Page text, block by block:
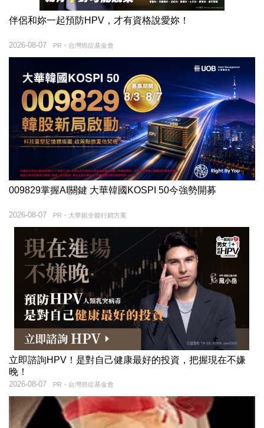
伴侶和妳一起預防HPV，才有資格說愛妳！
PR・台灣癌症基金會
2026-08-07
009829掌握AI關鍵 大華韓國KOSPI 50今強勢開募
PR・大華銀全能行銷方案
2026-08-07
立即諮詢HPV！是對自己健康最好的投資，把握現在不嫌
晚！
PR・台灣癌症基金會
2026-08-07